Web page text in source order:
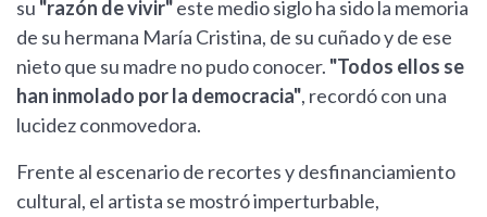
su "razón de vivir"este medio siglo ha sido la memoria
de su hermana María Cristina, de su cuñado y de ese
nieto que su madre no pudo conocer. "Todos ellos se
han inmolado por la democracia", recordó con una
lucidez conmovedora.
Frente al escenario de recortes y desfinanciamiento
cultural, el artista se mostró imperturbable,